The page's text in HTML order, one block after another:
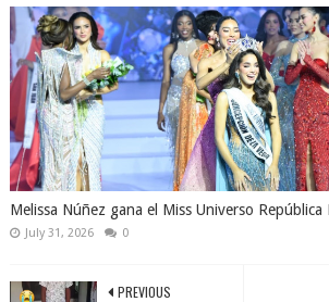
Melissa Núñez gana el Miss Universo
July 31, 2026 0
PREVIOUS